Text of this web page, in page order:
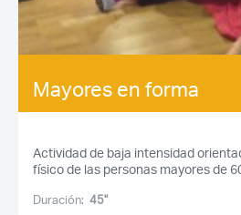
Mayores en forma
Actividad de baja intensidad
físico de las personas mayores de
Duración: 45''